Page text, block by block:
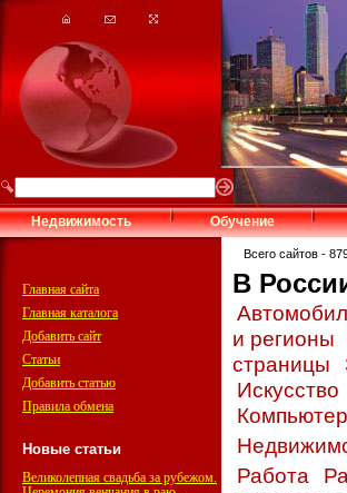
Недвижимость Обучение
Главная сайта
Главная каталога
Добавить сайт
Статьи
Добавить статью
Правила обмена
Новые статьи
Великолепная свадьба за рубежом.
Всего сайтов -
В
и регионы
страницы
Искусство
Работа